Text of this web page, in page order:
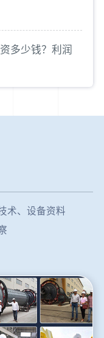
多少钱？利润
术、设备资料